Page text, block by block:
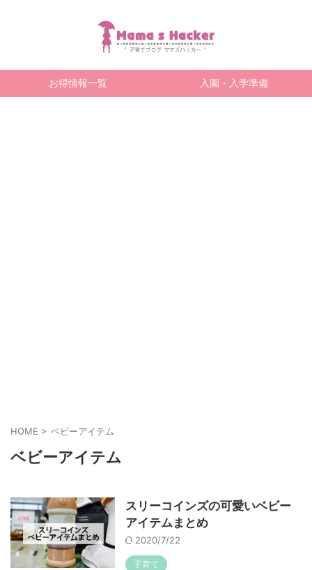
お得情報一覧 入園・入学準備
HOME > ベビーアイテム
ベビーアイテム
スリーコインズの可愛いベビー
アイテムまとめ
2020/7/22
子育て